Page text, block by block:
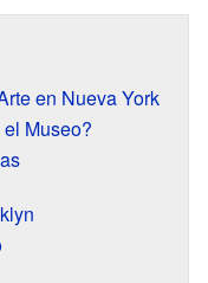
en Nueva York
Museo?